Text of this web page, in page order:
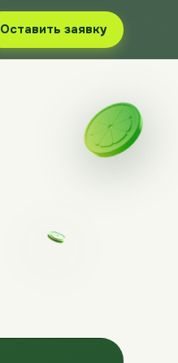
Оставить заявку